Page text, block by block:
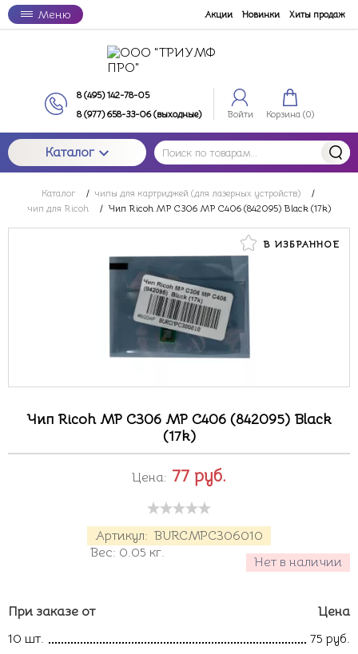
Меню Акции Новинки Хиты продаж
8 (495) 142-78-05
8 (977) 658-33-06 (выходные)
Войти Корзина (0)
Каталог
Каталог / чипы для картриджей (для лазерных устройств)
/
чип для Ricoh
/ Чип Ricoh MP C306 MP C406 (842095) Black (17k)
В ИЗБРАННОЕ
Чип Ricoh MP C306 MP C406 (842095) Black
(17k)
Артикул: BURCMPC306010
Нет в наличии
Вес: 0.05 кг.
Цена: 77 руб.
При заказе от
Цена
10 шт.
75 руб.